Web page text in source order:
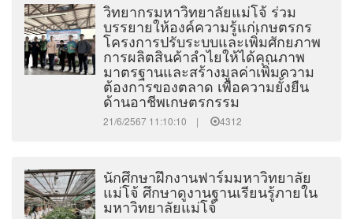
วิทยากรมหาวิทยาลัยแม่โจ้ ร่วม
บรรยายให้องค์ความรู้แก่เกษตรกร
โครงการปรับระบบและเพิ่มศักยภาพ
การผลิตสินค้าลำไยให้ได้คุณภาพ
มาตรฐานและสร้างมูลค่าเพิ่มความ
ต้องการของตลาด เพื่อความยั้งยืน
ด้านอาชีพเกษตรกรรม
21/6/2567 11:10:10 | 4312
นักศึกษาฝึกงานฟาร์มมหาวิทยาลัย
แม่โจ้ ศึกษาดูงานฐานเรียนรู้ภายใน
มหาวิทยาลัยแม่โจ้